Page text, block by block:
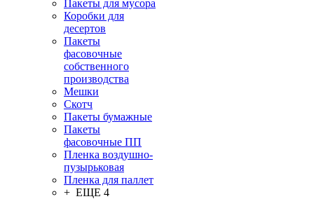
Пакеты для мусора
Коробки для
десертов
Пакеты
фасовочные
собственного
производства
Мешки
Скотч
Пакеты бумажные
Пакеты
фасовочные ПП
Пленка воздушно-
пузырьковая
Пленка для паллет
+ ЕЩЕ 4